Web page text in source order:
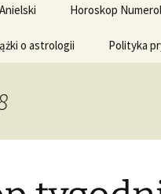
Horoskop
o astrologii Polityka